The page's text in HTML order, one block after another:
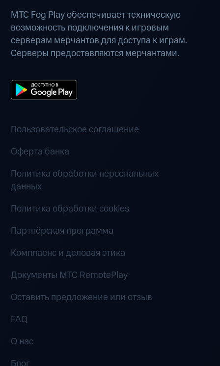
МТС Fog Play обеспечивает техническую
возможность подключения к игровым
серверам мерчантов для доступа к играм.
Серверы предоставляются мерчантами.
Пользовательское соглашение
Оферта банка
Политика обработки персональных
данных
Политика обработки cookies
Партнёрская программа
Комплаенс и деловая этика
Документы MTC RemotePlay
Оставить предложение или отзыв
FAQ
О нас